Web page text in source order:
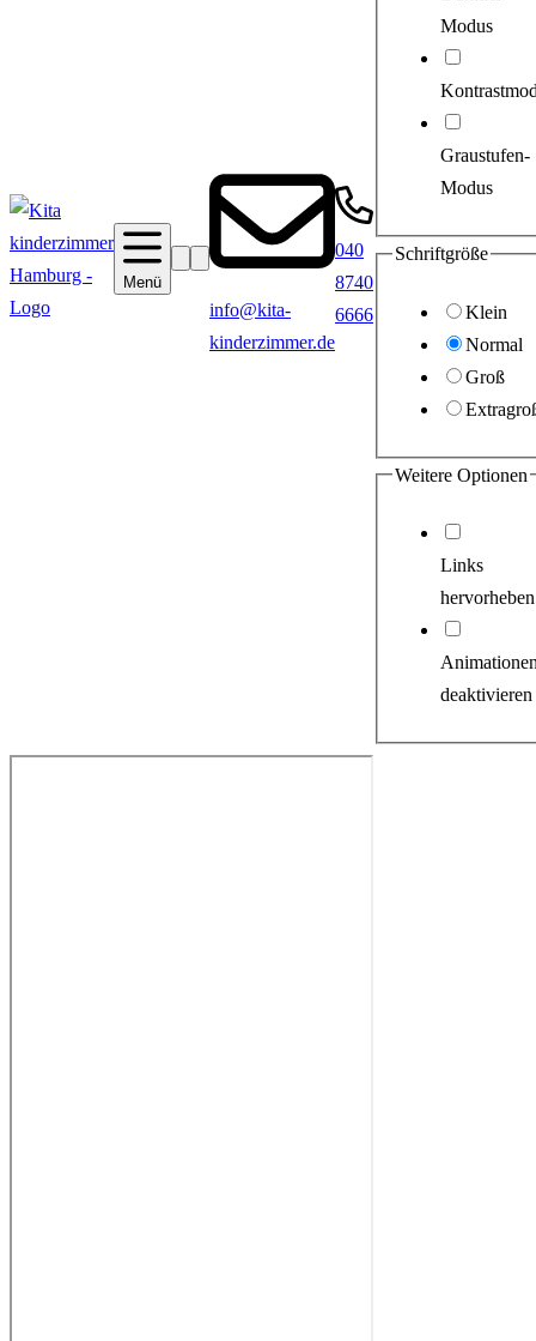
Menü
SucheBarrierefreiheit
info@kita-
kinderzimmer.de
040
8740
6666
Modus
Graustufen-
Modus
Schriftgröße
Klein
Normal
Groß
Weitere Optionen
Links
hervorheben
deaktivieren